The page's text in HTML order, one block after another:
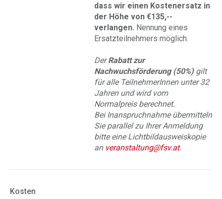
dass wir einen Kostenersatz in
der Höhe von €135,--
verlangen. Nennung eines
Ersatzteilnehmers möglich.
DerRabatt zur
Nachwuchsförderung (50%)gilt
für alle TeilnehmerInnen unter 32
Jahren und wird vom
Normalpreis berechnet.
Bei Inanspruchnahme übermitteln
Sie parallel zu Ihrer Anmeldung
bitte eine Lichtbildausweiskopie
an veranstaltung@fsv.at.
Kosten